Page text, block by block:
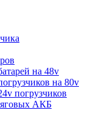
на 48v
на 80v
погрузчиков
АКБ